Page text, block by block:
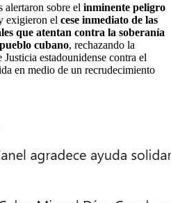
sobre el inminente peligro
exigieron el cese inmediato de las
que atentan contra la soberanía
cubano, rechazando la
estadounidense contra el
en medio de un recrudecimiento